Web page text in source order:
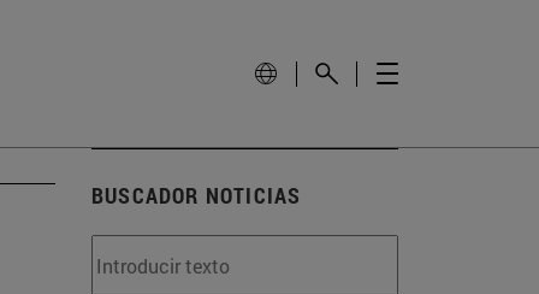
BUSCADOR NOTICIAS